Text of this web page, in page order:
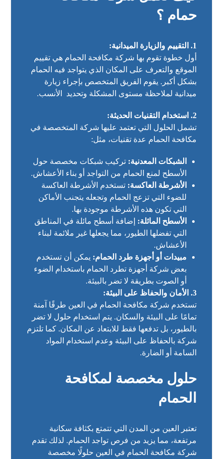
حمام ؟
1. التقييم والزيارة الميدانية:
أول خطوة تقوم بها شركة مكافحة الحمام هي تقييم
الموقع والتعرف على المكان الذي يتواجد فيه الحمام
بشكل أكبر. يقوم الفريق المتخصص بإجراء زيارة
ميدانية لملاحظة مستوى المشكلة وتحديد الأنسب.
2. استخدام التقنيات الحديثة:
تشمل الحلول التي تعتمد عليها شركة المتخصصة في
مكافحة الحمام عدة تقنيات، مثل:
الشبكات المعدنية: تركيب شبكات مخصصة حول
الأسطح لمنع الحمام من التواجد أو بناء الأعشاش.
الأشرطة العاكسة: تستخدم الأشرطة العاكسة
للضوء التي تزعج الحمام وتجعله يتجنب الأماكن
التي تكون هذه الأشرطة موجودة بها.
الأسطح المائلة: إضافة أسطح مائلة في المناطق
التي تفضلها الطيور، مما يجعلها غير ملائمة لبناء
الأعشاش.
مبيدات أو أجهزة طرد الحمام: يمكن أن تستخدم
بعض شركة أجهزة تطرد الحمام باستخدام الضوء
أو الصوت بطريقة لا تضر بالبيئة.
3. الأمان والحفاظ على البيئة:
تستخدم شركة مكافحة الحمام في العين طرقًا آمنة
تمامًا على البيئة والسكان. يتم استخدام حلول لا تضر
بالطيور، بل تدفعها فقط للابتعاد عن المكان. كما تلتزم
شركة بالحفاظ على البيئة وعدم استخدام المواد
السامة أو الضارة.
حلول مخصصة لمكافحة
الحمام
تعتبر العين من المدن التي تتمتع بكثافة سكانية
مرتفعة، مما يزيد من فرص تواجد الحمام. لذلك تقدم
شركة مكافحة الحمام في العين حلولًا مخصصة